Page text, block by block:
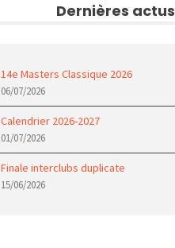
Dernières actus
14e Masters Classique 2026
06/07/2026
Calendrier 2026-2027
01/07/2026
Finale interclubs duplicate
15/06/2026